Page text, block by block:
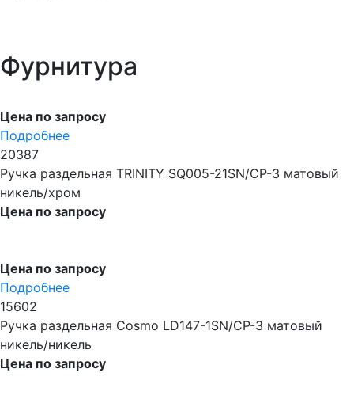
Фурнитура
Цена по запросу
Подробнее
20387
Ручка раздельная TRINITY SQ005-21SN/CP-3 матовый
никель/хром
Цена по запросу
Цена по запросу
Подробнее
15602
Ручка раздельная Cosmo LD147-1SN/CP-3 матовый
никель/никель
Цена по запросу